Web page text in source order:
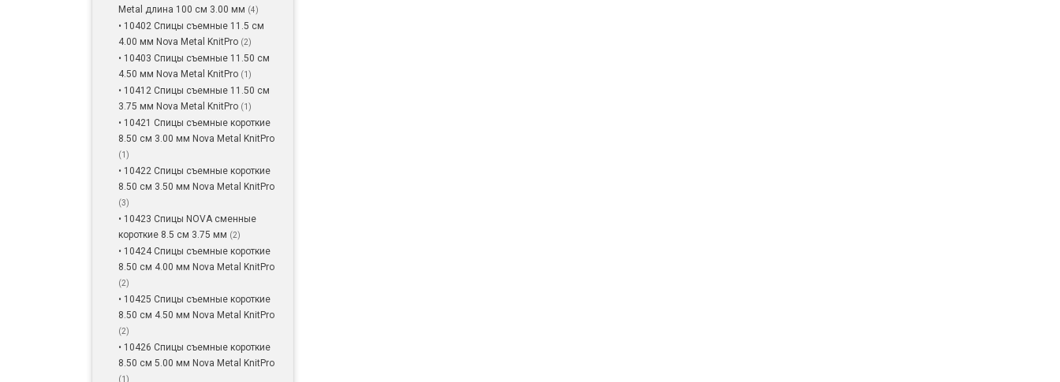
Metal длина 100 см 3.00 мм (4)
• 10402 Спицы съемные 11.5 см
4.00 мм Nova Metal KnitPro (2)
• 10403 Спицы съемные 11.50 см
4.50 мм Nova Metal KnitPro (1)
• 10412 Спицы съемные 11.50 см
3.75 мм Nova Metal KnitPro (1)
• 10421 Спицы съемные короткие
8.50 см 3.00 мм Nova Metal KnitPro
(1)
• 10422 Спицы съемные короткие
8.50 см 3.50 мм Nova Metal KnitPro
(3)
• 10423 Спицы NOVA сменные
короткие 8.5 см 3.75 мм (2)
• 10424 Спицы съемные короткие
8.50 см 4.00 мм Nova Metal KnitPro
(2)
• 10425 Спицы съемные короткие
8.50 см 4.50 мм Nova Metal KnitPro
(2)
• 10426 Спицы съемные короткие
8.50 см 5.00 мм Nova Metal KnitPro
(1)